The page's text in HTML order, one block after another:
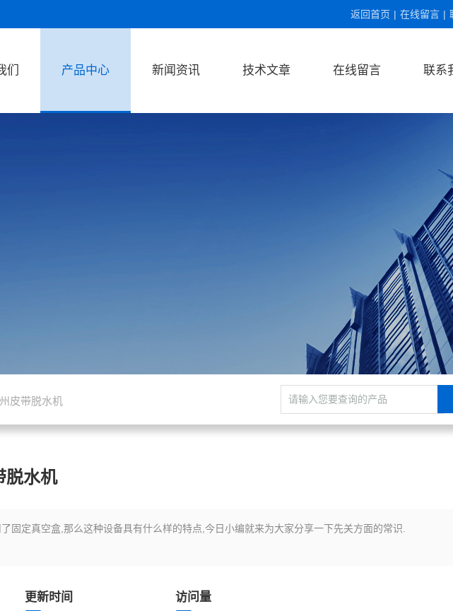
返回首页 | 在线留言 |
们 产品中心 新闻资讯 技术文章 在线留言 联系
皮带脱水机
脱水机
定真空盒,那么这种设备具有什么样的特点,今日小编就来为大家分享一下先关方面的常识.
更新时间 访问量